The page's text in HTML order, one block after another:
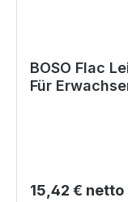
BOSO Flac
Für
Regulärer Preis:
15,42 € netto